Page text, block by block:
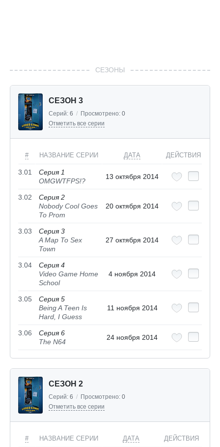
СЕЗОНЫ
СЕЗОН 3
Серий: 6 / Просмотрено: 0
Отметить все серии
# НАЗВАНИЕ СЕРИИ ДАТА ДЕЙСТВИЯ
3.01
Серия 1
OMGWTFPS!?
13 октября 2014
3.02
Серия 2
Nobody Cool Goes
To Prom
20 октября 2014
3.03
Серия 3
A Map To Sex
Town
27 октября 2014
3.04
Серия 4
Video Game Home
School
4 ноября 2014
3.05
Серия 5
Being A Teen Is
Hard, I Guess
11 ноября 2014
3.06
Серия 6
The N64
24 ноября 2014
СЕЗОН 2
Серий: 6 / Просмотрено: 0
Отметить все серии
# НАЗВАНИЕ СЕРИИ ДАТА ДЕЙСТВИЯ